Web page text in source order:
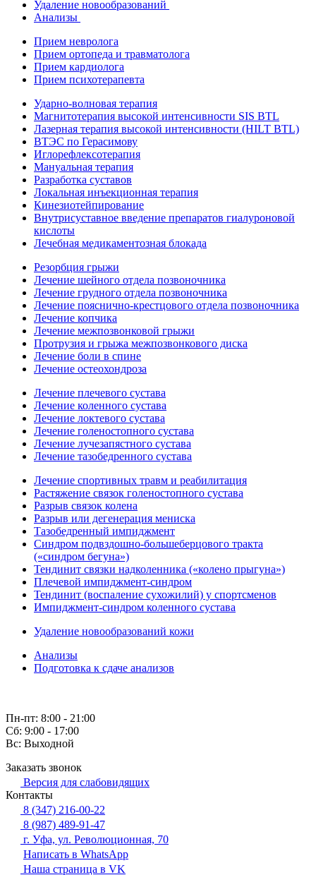
Удаление новообразований
Анализы
Прием невролога
Прием ортопеда и травматолога
Прием кардиолога
Прием психотерапевта
Ударно-волновая терапия
Магнитотерапия высокой интенсивности SIS BTL
Лазерная терапия высокой интенсивности (HILT BTL)
ВТЭС по Герасимову
Иглорефлексотерапия
Мануальная терапия
Разработка суставов
Локальная инъекционная терапия
Кинезиотейпирование
Внутрисуставное введение препаратов гиалуроновой
кислоты
Лечебная медикаментозная блокада
Резорбция грыжи
Лечение шейного отдела позвоночника
Лечение грудного отдела позвоночника
Лечение пояснично-крестцового отдела позвоночника
Лечение копчика
Лечение межпозвонковой грыжи
Протрузия и грыжа межпозвонкового диска
Лечение боли в спине
Лечение остеохондроза
Лечение плечевого сустава
Лечение коленного сустава
Лечение локтевого сустава
Лечение голеностопного сустава
Лечение лучезапястного сустава
Лечение тазобедренного сустава
Лечение спортивных травм и реабилитация
Растяжение связок голеностопного сустава
Разрыв связок колена
Разрыв или дегенерация мениска
Тазобедренный импиджмент
Синдром подвздошно-большеберцового тракта
(«синдром бегуна»)
Тендинит связки надколенника («колено прыгуна»)
Плечевой импиджмент-синдром
Тендинит (воспаление сухожилий) у спортсменов
Импиджмент-синдром коленного сустава
Удаление новообразований кожи
Анализы
Подготовка к сдаче анализов
Пн-пт: 8:00 - 21:00
Сб: 9:00 - 17:00
Вс: Выходной
Заказать звонок
Версия для слабовидящих
Контакты
8 (347) 216-00-22
8 (987) 489-91-47
г. Уфа, ул. Революционная, 70
Написать в WhatsApp
Наша страница в VK